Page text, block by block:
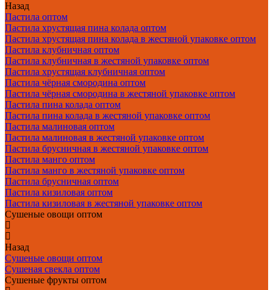
Назад
Пастила оптом
Пастила хрустящая пина колада оптом
Пастила хрустящая пина колада в жестяной упаковке оптом
Пастила клубничная оптом
Пастила клубничная в жестяной упаковке оптом
Пастила хрустящая клубничная оптом
Пастила чёрная смородина оптом
Пастила чёрная смородина в жестяной упаковке оптом
Пастила пина колада оптом
Пастила пина колада в жестяной упаковке оптом
Пастила малиновая оптом
Пастила малиновая в жестяной упаковке оптом
Пастила брусничная в жестяной упаковке оптом
Пастила манго оптом
Пастила манго в жестяной упаковке оптом
Пастила брусничная оптом
Пастила кизиловая оптом
Пастила кизиловая в жестяной упаковке оптом
Сушеные овощи оптом
Назад
Сушеные овощи оптом
Сушеная свекла оптом
Сушеные фрукты оптом